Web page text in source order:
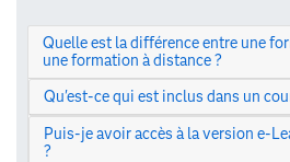
Quelle est la différence entre une
une formation à distance ?
Qu'est-ce qui est inclus dans un
Puis-je avoir accès à la version e-
?